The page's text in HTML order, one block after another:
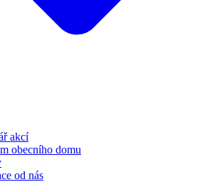
akcí
obecního domu
od nás